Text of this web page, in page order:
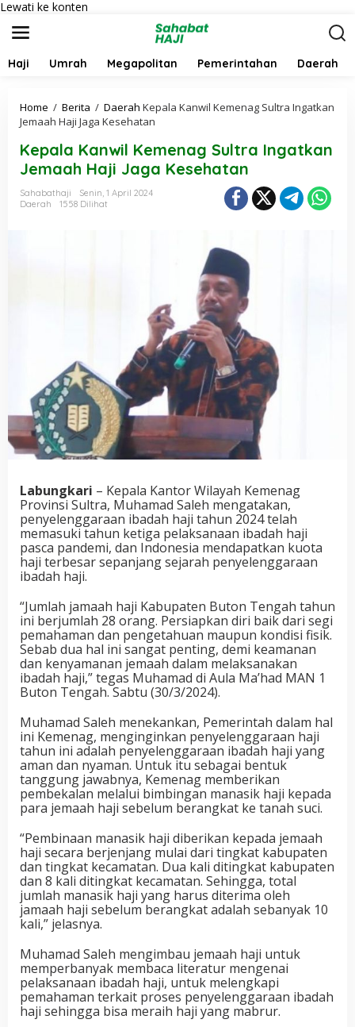
Lewati ke konten
Haji Umrah Megapolitan Pemerintahan Daerah
Home / Berita / Daerah Kepala Kanwil Kemenag Sultra Ingatkan
Jemaah Haji Jaga Kesehatan
Kepala Kanwil Kemenag Sultra Ingatkan
Jemaah Haji Jaga Kesehatan
Sahabathaji
Senin, 1 April 2024
Daerah
1558 Dilihat
Labungkari – Kepala Kantor Wilayah Kemenag
Provinsi Sultra, Muhamad Saleh mengatakan,
penyelenggaraan ibadah haji tahun 2024 telah
memasuki tahun ketiga pelaksanaan ibadah haji
pasca pandemi, dan Indonesia mendapatkan kuota
haji terbesar sepanjang sejarah penyelenggaraan
ibadah haji.
“Jumlah jamaah haji Kabupaten Buton Tengah tahun
ini berjumlah 28 orang. Persiapkan diri baik dari segi
pemahaman dan pengetahuan maupun kondisi fisik.
Sebab dua hal ini sangat penting, demi keamanan
dan kenyamanan jemaah dalam melaksanakan
ibadah haji,” tegas Muhamad di Aula Ma’had MAN 1
Buton Tengah. Sabtu (30/3/2024).
Muhamad Saleh menekankan, Pemerintah dalam hal
ini Kemenag, menginginkan penyelenggaraan haji
tahun ini adalah penyelenggaraan ibadah haji yang
aman dan nyaman. Untuk itu sebagai bentuk
tanggung jawabnya, Kemenag memberikan
pembekalan melalui bimbingan manasik haji kepada
para jemaah haji sebelum berangkat ke tanah suci.
“Pembinaan manasik haji diberikan kepada jemaah
haji secara berjenjang mulai dari tingkat kabupaten
dan tingkat kecamatan. Dua kali ditingkat kabupaten
dan 8 kali ditingkat kecamatan. Sehingga, total
jumlah manasik haji yang harus diterima oleh
jamaah haji sebelum berangkat adalah sebanyak 10
kali,” jelasnya.
Muhamad Saleh mengimbau jemaah haji untuk
memperbanyak membaca literatur mengenai
pelaksanaan ibadah haji, untuk melengkapi
pemahaman terkait proses penyelenggaraan ibadah
haji sehingga bisa meraih haji yang mabrur.